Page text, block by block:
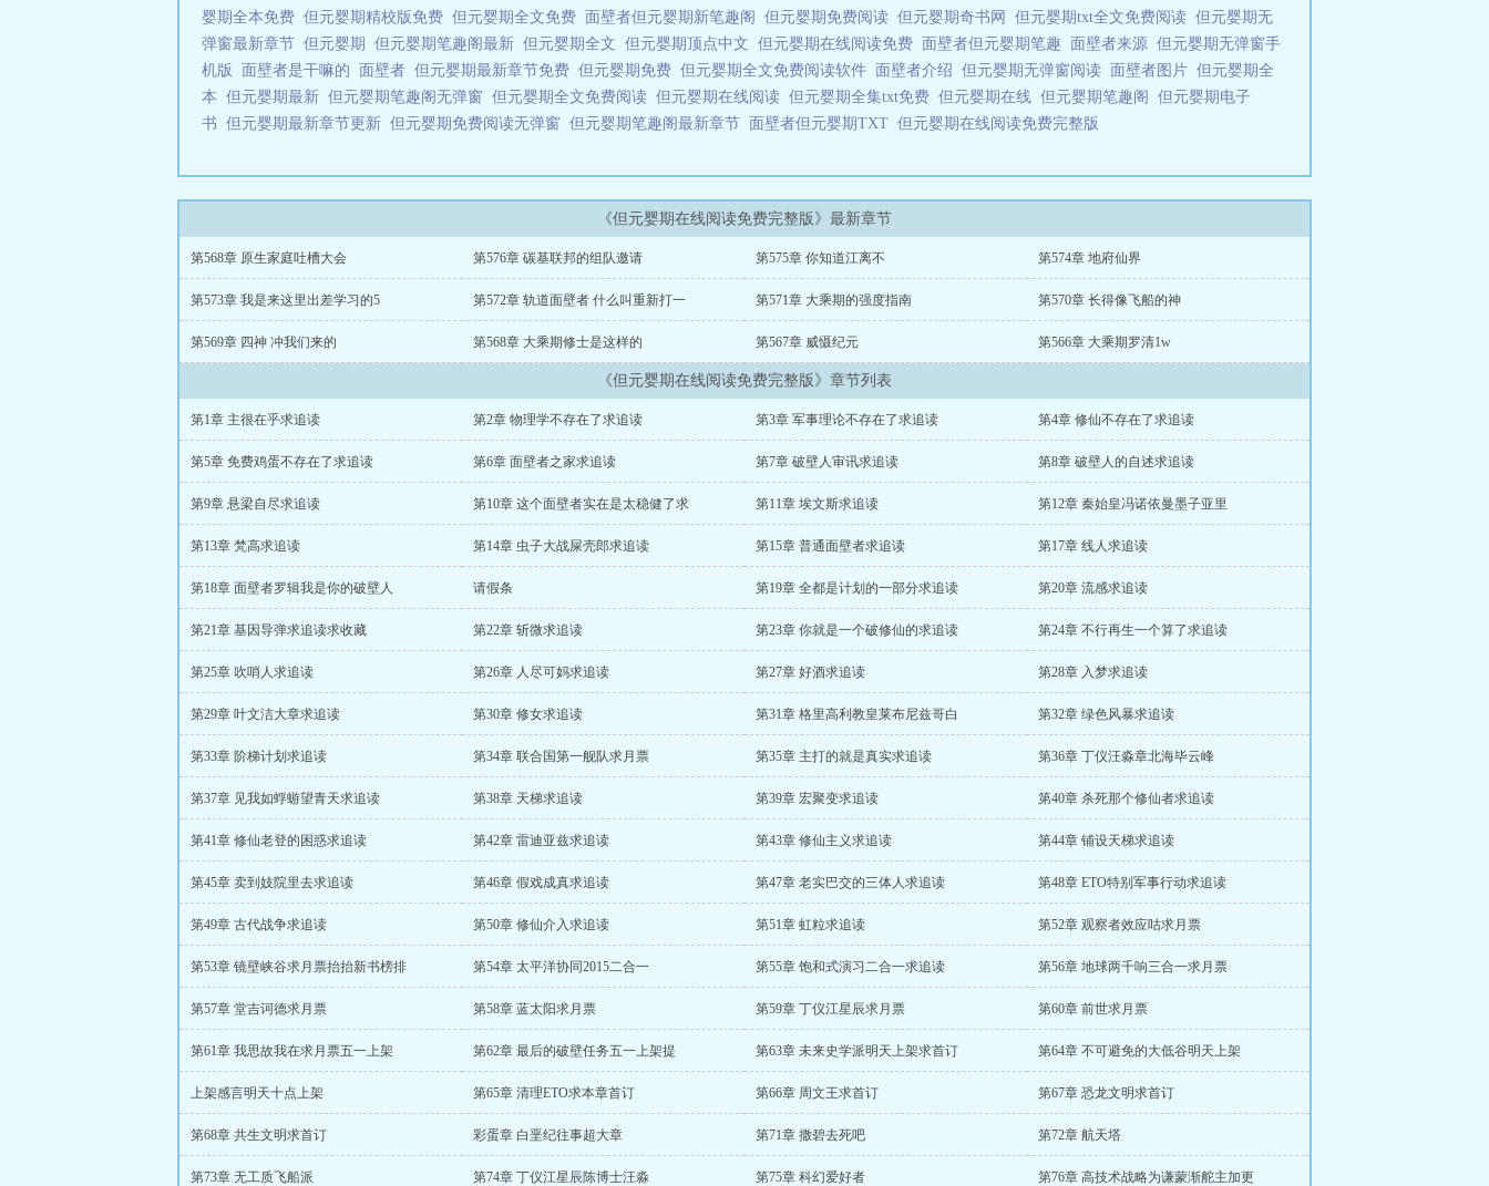
婴期全本免费 但元婴期精校版免费 但元婴期全文免费 面壁者但元婴期新笔趣阁 但元婴期免费阅读 但元婴期奇书网 但元婴期txt全文免费阅读 但元婴期无
弹窗最新章节 但元婴期 但元婴期笔趣阁最新 但元婴期全文 但元婴期顶点中文 但元婴期在线阅读免费 面壁者但元婴期笔趣 面壁者来源 但元婴期无弹窗手
机版 面壁者是干嘛的 面壁者 但元婴期最新章节免费 但元婴期免费 但元婴期全文免费阅读软件 面壁者介绍 但元婴期无弹窗阅读 面壁者图片 但元婴期全
本 但元婴期最新 但元婴期笔趣阁无弹窗 但元婴期全文免费阅读 但元婴期在线阅读 但元婴期全集txt免费 但元婴期在线 但元婴期笔趣阁 但元婴期电子
书 但元婴期最新章节更新 但元婴期免费阅读无弹窗 但元婴期笔趣阁最新章节 面壁者但元婴期TXT 但元婴期在线阅读免费完整版
《但元婴期在线阅读免费完整版》最新章节
第568章 原生家庭吐槽大会 第576章 碳基联邦的组队邀请 第575章 你知道江离不 第574章 地府仙界
第573章 我是来这里出差学习的5 第572章 轨道面壁者 什么叫重新打一 第571章 大乘期的强度指南 第570章 长得像飞船的神
第569章 四神 冲我们来的 第568章 大乘期修士是这样的 第567章 威慑纪元 第566章 大乘期罗清1w
《但元婴期在线阅读免费完整版》章节列表
第1章 主很在乎求追读 第2章 物理学不存在了求追读 第3章 军事理论不存在了求追读 第4章 修仙不存在了求追读
第5章 免费鸡蛋不存在了求追读 第6章 面壁者之家求追读 第7章 破壁人审讯求追读 第8章 破壁人的自述求追读
第9章 悬梁自尽求追读 第10章 这个面壁者实在是太稳健了求 第11章 埃文斯求追读 第12章 秦始皇冯诺依曼墨子亚里
第13章 梵高求追读 第14章 虫子大战屎壳郎求追读 第15章 普通面壁者求追读 第17章 线人求追读
第18章 面壁者罗辑我是你的破壁人 请假条 第19章 全都是计划的一部分求追读 第20章 流感求追读
第21章 基因导弹求追读求收藏 第22章 斩微求追读 第23章 你就是一个破修仙的求追读 第24章 不行再生一个算了求追读
第25章 吹哨人求追读 第26章 人尽可妈求追读 第27章 好酒求追读 第28章 入梦求追读
第29章 叶文洁大章求追读 第30章 修女求追读 第31章 格里高利教皇莱布尼兹哥白 第32章 绿色风暴求追读
第33章 阶梯计划求追读 第34章 联合国第一舰队求月票 第35章 主打的就是真实求追读 第36章 丁仪汪淼章北海毕云峰
第37章 见我如蜉蝣望青天求追读 第38章 天梯求追读 第39章 宏聚变求追读 第40章 杀死那个修仙者求追读
第41章 修仙老登的困惑求追读 第42章 雷迪亚兹求追读 第43章 修仙主义求追读 第44章 铺设天梯求追读
第45章 卖到妓院里去求追读 第46章 假戏成真求追读 第47章 老实巴交的三体人求追读 第48章 ETO特别军事行动求追读
第49章 古代战争求追读 第50章 修仙介入求追读 第51章 虹粒求追读 第52章 观察者效应咕求月票
第53章 镜壁峡谷求月票抬抬新书榜排 第54章 太平洋协同2015二合一 第55章 饱和式演习二合一求追读 第56章 地球两千响三合一求月票
第57章 堂吉诃德求月票 第58章 蓝太阳求月票 第59章 丁仪江星辰求月票 第60章 前世求月票
第61章 我思故我在求月票五一上架 第62章 最后的破壁任务五一上架提 第63章 未来史学派明天上架求首订 第64章 不可避免的大低谷明天上架
上架感言明天十点上架 第65章 清理ETO求本章首订 第66章 周文王求首订 第67章 恐龙文明求首订
第68章 共生文明求首订 彩蛋章 白垩纪往事超大章 第71章 撒碧去死吧 第72章 航天塔
第73章 无工质飞船派 第74章 丁仪江星辰陈博士汪淼 第75章 科幻爱好者 第76章 高技术战略为谦蒙渐舵主加更